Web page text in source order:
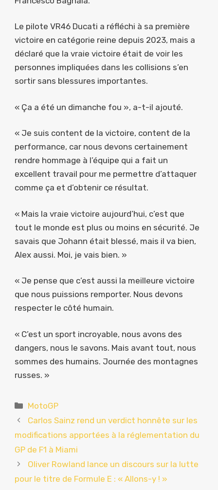
Le pilote VR46 Ducati a réfléchi à sa première
victoire en catégorie reine depuis 2023, mais a
déclaré que la vraie victoire était de voir les
personnes impliquées dans les collisions s’en
sortir sans blessures importantes.
« Ça a été un dimanche fou », a-t-il ajouté.
« Je suis content de la victoire, content de la
performance, car nous devons certainement
rendre hommage à l’équipe qui a fait un
excellent travail pour me permettre d’attaquer
comme ça et d’obtenir ce résultat.
« Mais la vraie victoire aujourd’hui, c’est que
tout le monde est plus ou moins en sécurité. Je
savais que Johann était blessé, mais il va bien,
Alex aussi. Moi, je vais bien. »
« Je pense que c’est aussi la meilleure victoire
que nous puissions remporter. Nous devons
respecter le côté humain.
« C’est un sport incroyable, nous avons des
dangers, nous le savons. Mais avant tout, nous
sommes des humains. Journée des montagnes
russes. »
Catégories
MotoGP
Carlos Sainz rend un verdict honnête sur les
modifications apportées à la réglementation du
GP de F1 à Miami
Oliver Rowland lance un discours sur la lutte
pour le titre de Formule E : « Allons-y ! »